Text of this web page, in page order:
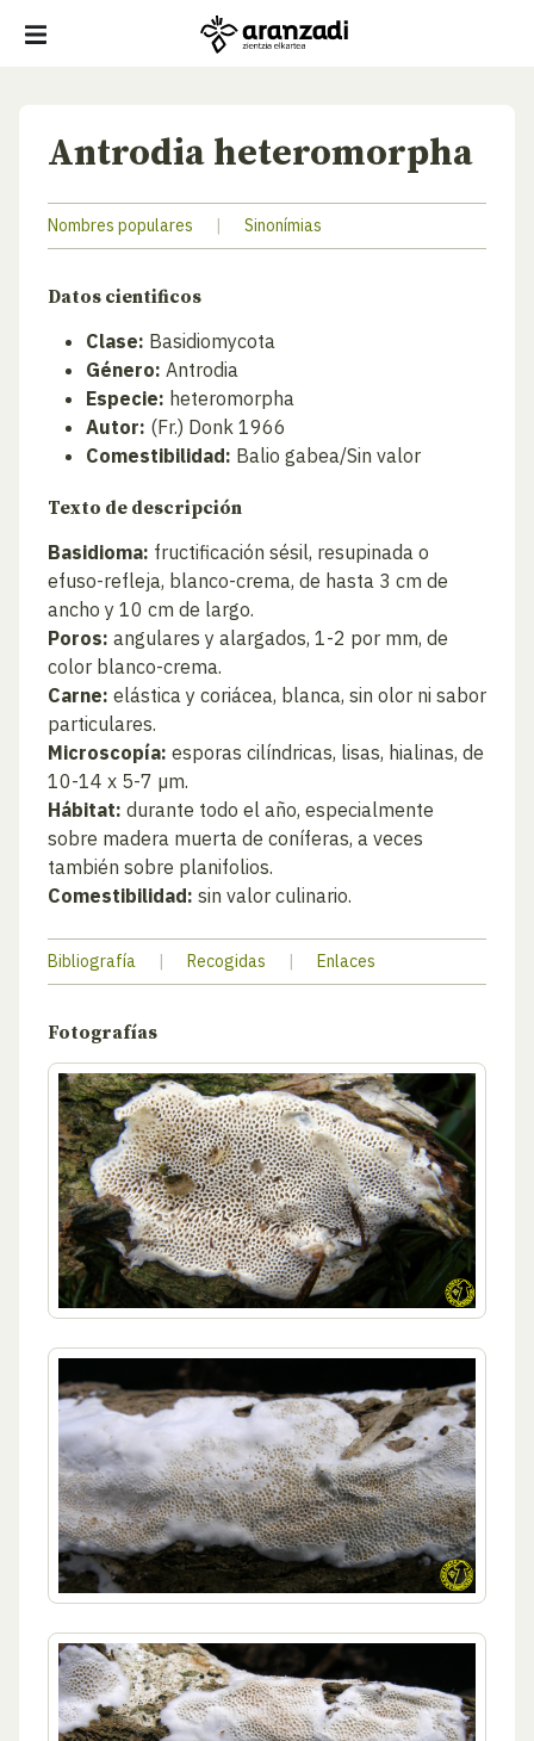
Antrodia heteromorpha
Nombres populares | Sinonímias
Datos cientificos
Clase: Basidiomycota
Género: Antrodia
Especie: heteromorpha
Autor: (Fr.) Donk 1966
Comestibilidad: Balio gabea/Sin valor
Texto de descripción
Basidioma: fructificación sésil, resupinada o
efuso-refleja, blanco-crema, de hasta 3 cm de
ancho y 10 cm de largo.
Poros: angulares y alargados, 1-2 por mm, de
color blanco-crema.
Carne: elástica y coriácea, blanca, sin olor ni sabor
particulares.
Microscopía: esporas cilíndricas, lisas, hialinas, de
10-14 x 5-7 µm.
Hábitat: durante todo el año, especialmente
sobre madera muerta de coníferas, a veces
también sobre planifolios.
Comestibilidad: sin valor culinario.
Bibliografía | Recogidas | Enlaces
Fotografías